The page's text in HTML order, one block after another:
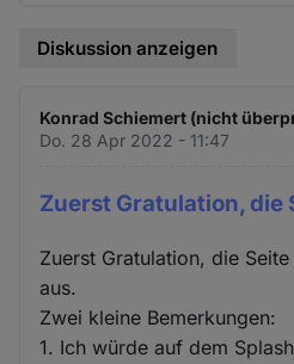
Diskussion anzeigen
Konrad Schiemert (nicht
Do. 28 Apr 2022 - 11:47
Zuerst Gratulation, die
Zuerst Gratulation, die
aus.
Zwei kleine Bemerkungen:
1. Ich würde auf dem